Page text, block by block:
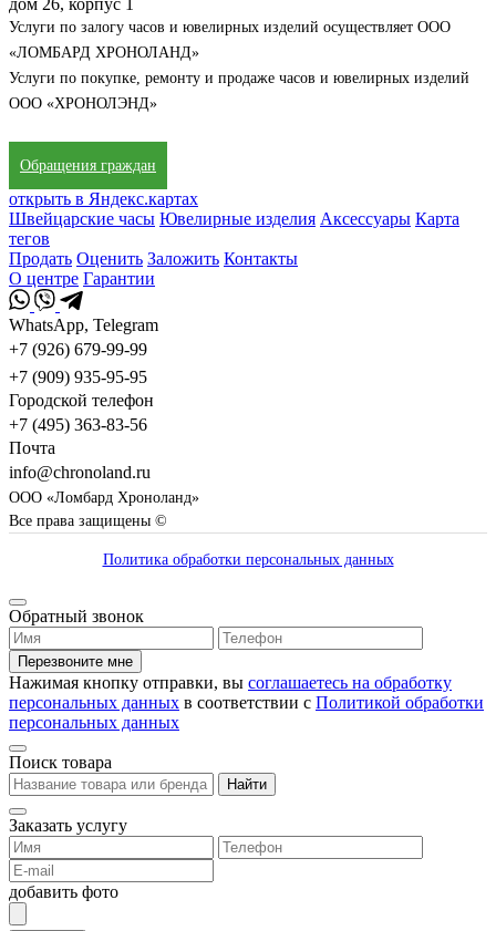
Услуги по залогу часов и ювелирных изделий осуществляет ООО
«ЛОМБАРД ХРОНОЛАНД»
Услуги по покупке, ремонту и продаже часов и ювелирных изделий
ООО «ХРОНОЛЭНД»
Обращения граждан
открыть в Яндекс.картах
Швейцарские часы Ювелирные изделия Аксессуары Карта
тегов
Продать Оценить Заложить Контакты
О центре Гарантии
WhatsApp, Telegram
+7 (926) 679-99-99
+7 (909) 935-95-95
Городской телефон
+7 (495) 363-83-56
Почта
info@chronoland.ru
ООО «Ломбард Хроноланд»
Все права защищены ©
Политика обработки персональных данных
Обратный звонок
Перезвоните мне
Нажимая кнопку отправки, вы соглашаетесь на обработку
персональных данных в соответствии с Политикой обработки
персональных данных
Поиск товара
Найти
Заказать услугу
добавить фото